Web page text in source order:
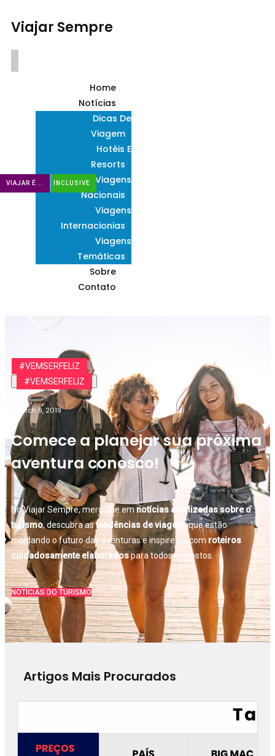
Viajar Sempre
Home
Notícias
Dicas De
Viagem
Hotéis E
Resorts
Viagens
Nacionais
Viagens
Internacionias
Viagens
Temáticas
Sobre
Contato
#VEMSERFELIZ
#VEMSERFELIZ
March 9, 2019
Comece a planejar sua próxima
aventura conosco!
No Viajar Sempre, mergulhe emnotícias atualizadas sobre o
turismo, descubra astendências de viagensque estão
moldando o futuro das aventuras e inspire-se com roteiros
cuidadosamente elaboradospara todos os gostos.
NOTÍCIAS DO TURISMO
Artigos Mais Procurados
CUSTO DE VIAJAR
RESORTS ALL INCLUSIVE
ARGENTINA
VIAJAR É...